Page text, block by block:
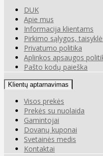
DUK
Apie mus
Informacija klientams
Pirkimo sąlygos,
Privatumo politika
Aplinkos apsaugos
Pašto kodų paieška
Klientų aptarnavimas
Visos prekės
Prekės su nuolaida
Gamintojai
Dovanų kuponai
Svetainės medis
Kontaktai